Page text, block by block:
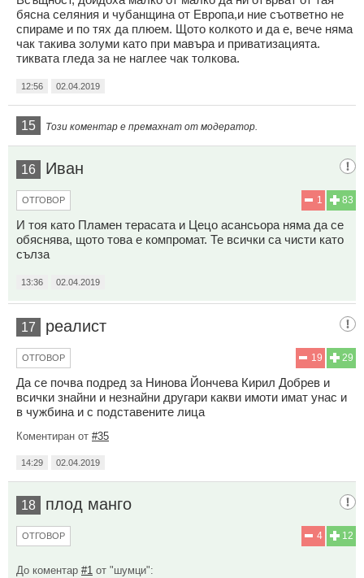
бясна селяния и чубанщина от Европа,и ние съответно не
спираме и по тях да плюем. Щото колкото и да е, вече няма
чак такива золуми като при мавъра и приватизацията.
тиквата гледа за не наглее чак толкова.
12:56 02.04.2019
15 Този коментар е премахнат от модератор.
16 Иван
83
1
ОТГОВОР
И тоя като Пламен терасата и Цецо асансьора няма да се
обяснява, щото това е компромат. Те всички са чисти като
сълза
13:36 02.04.2019
17 реалист
29
19
ОТГОВОР
Да се почва подред за Нинова Йончева Кирил Добрев и
всички знайни и незнайни другари какви имоти имат унас и
в чужбина и с подставените лица
Коментиран от #35
14:29 02.04.2019
18 плод манго
12
4
ОТГОВОР
До коментар #1 от "шумци":